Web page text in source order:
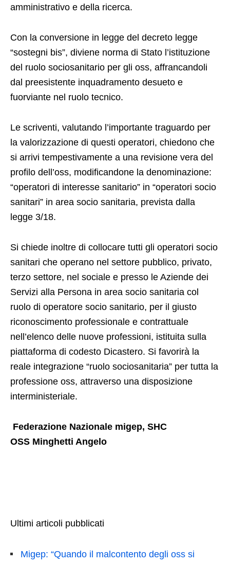
amministrativo e della ricerca.
Con la conversione in legge del decreto legge
“sostegni bis”, diviene norma di Stato l’istituzione
del ruolo sociosanitario per gli oss, affrancandoli
dal preesistente inquadramento desueto e
fuorviante nel ruolo tecnico.
Le scriventi, valutando l’importante traguardo per
la valorizzazione di questi operatori, chiedono che
si arrivi tempestivamente a una revisione vera del
profilo dell’oss, modificandone la denominazione:
“operatori di interesse sanitario” in “operatori socio
sanitari” in area socio sanitaria, prevista dalla
legge 3/18.
Si chiede inoltre di collocare tutti gli operatori socio
sanitari che operano nel settore pubblico, privato,
terzo settore, nel sociale e presso le Aziende dei
Servizi alla Persona in area socio sanitaria col
ruolo di operatore socio sanitario, per il giusto
riconoscimento professionale e contrattuale
nell’elenco delle nuove professioni, istituita sulla
piattaforma di codesto Dicastero. Si favorirà la
reale integrazione “ruolo sociosanitaria” per tutta la
professione oss, attraverso una disposizione
interministeriale.
Federazione Nazionale migep, SHC
OSS Minghetti Angelo
Ultimi articoli pubblicati
Migep: “Quando il malcontento degli oss si